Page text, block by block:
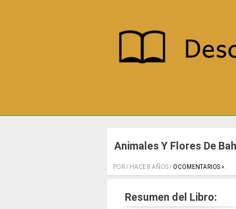
Animales Y Flores De
POR / HACE 8 AÑOS / 0 COMENTARIOS »
Resumen del Libro: